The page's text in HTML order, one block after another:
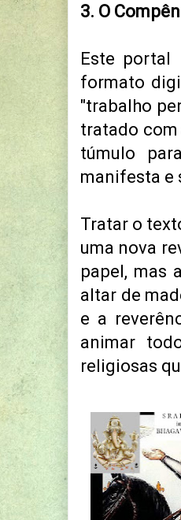
3. O
Este portal
formato
"trabalho
tratado com
túmulo
manifesta e
Tratar o
uma nova
papel, mas
altar de
e a
animar
religiosas